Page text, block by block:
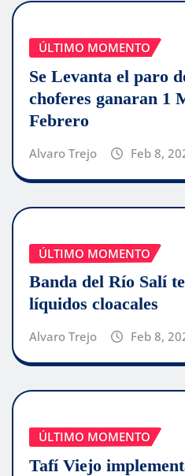
ÚLTIMO MOMENTO
Se Levanta el paro
choferes ganaran 1
Febrero
Alvaro Trejo Feb 8,
ÚLTIMO MOMENTO
Banda del Río Salí
líquidos cloacales
Alvaro Trejo Feb 8,
ÚLTIMO MOMENTO
Tafí Viejo